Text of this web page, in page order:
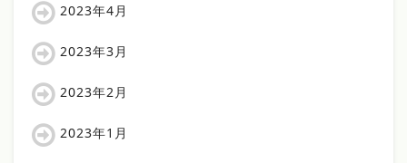
2023年4月
2023年3月
2023年2月
2023年1月